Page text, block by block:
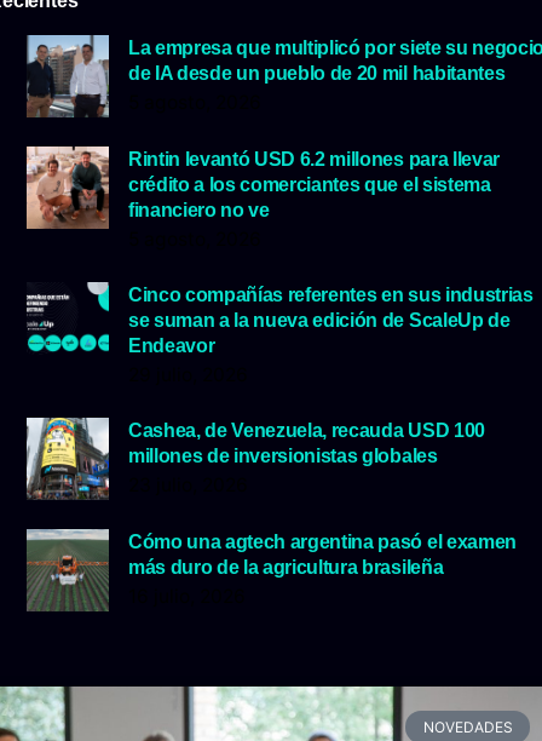
La empresa que multiplicó por siete su
de IA desde un pueblo de 20 mil habitantes
Rintin levantó USD 6.2 millones para llevar
crédito a los comerciantes que el sistema
financiero no ve
Cinco compañías referentes en sus industrias
se suman a la nueva edición de ScaleUp de
Endeavor
Cashea, de Venezuela, recauda USD 100
millones de inversionistas globales
Cómo una agtech argentina pasó el examen
más duro de la agricultura brasileña
NOVEDADES